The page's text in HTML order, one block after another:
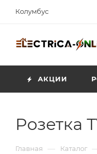
Колумбус
АКЦИИ
Розетка
Главная — Каталог